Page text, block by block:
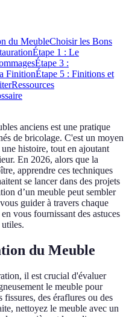
du MeubleChoisir les Bons
Étape 1 : Le
Étape 3 :
FinitionÉtape 5 : Finitions et
Ressources
anciens est une pratique
de bricolage. C'est un moyen
histoire, tout en ajoutant
En 2026, alors que la
apprendre ces techniques
se lancer dans des projets
d’un meuble peut sembler
guider à travers chaque
vous fournissant des astuces
du Meuble
il est crucial d'évaluer
le meuble pour
des éraflures ou des
nettoyez le meuble avec un